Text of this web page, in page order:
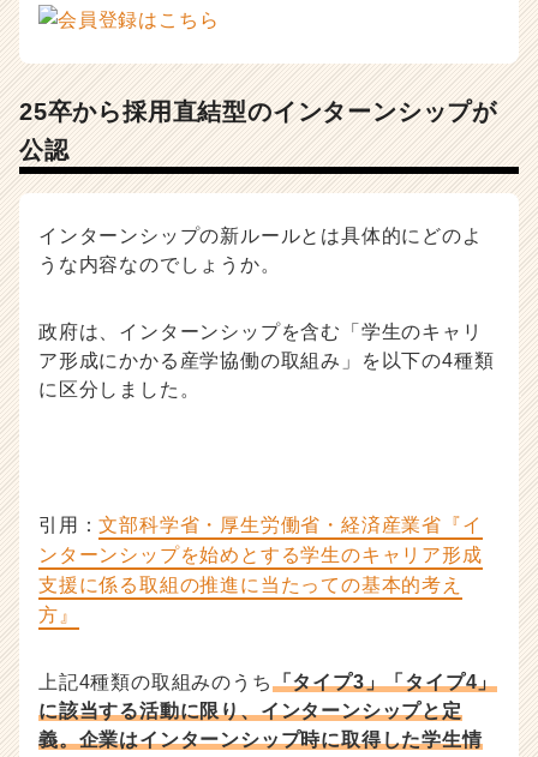
キ
ア
（C
e
e
r
C
a
e
e
r）
25卒から採用直結型のインターンシップが
公認
インターンシップの新ルールとは具体的にどのよ
うな内容なのでしょうか。
政府は、インターンシップを含む「学生のキャリ
ア形成にかかる産学協働の取組み」を以下の4種類
に区分しました。
引用：文部科学省・厚生労働省・経済産業省『イ
ンターンシップを始めとする学生のキャリア形成
支援に係る取組の推進に当たっての基本的考え
方』
上記4種類の取組みのうち「タイプ3」「タイプ4」
に該当する活動に限り、インターンシップと定
義。企業はインターンシップ時に取得した学生情